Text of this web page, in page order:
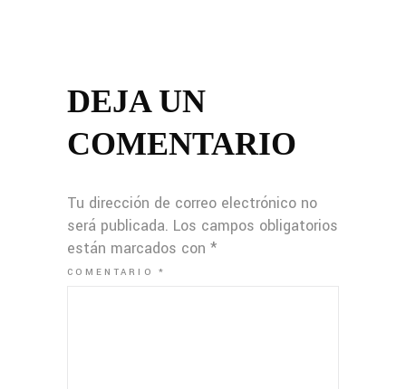
DEJA UN
COMENTARIO
Tu dirección de correo electrónico no
será publicada. Los campos obligatorios
están marcados con *
COMENTARIO*